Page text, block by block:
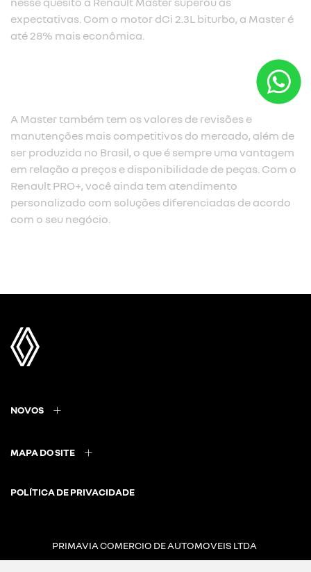
expectativas. Com o motor dCi 2.3L biturbo, a Master é
até 28% mais econômica.​
A Master também tem os valores de revisões e
manutenções mais competitivos do mercado, além de
ser produzida no Brasil, o que é sempre uma vantagem
em relação a preços e disponibilidade de peças. Com o
Renault PRO+, você ainda tem atendimento
personalizado com soluções diferenciadas de acordo
com o seu negócio.
NOVOS
MAPA DO SITE
POLÍTICA DE PRIVACIDADE
PRIMAVIA COMERCIO DE AUTOMOVEIS LTDA